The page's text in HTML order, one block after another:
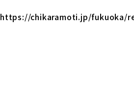
https://chikaramoti.jp/fukuoka/